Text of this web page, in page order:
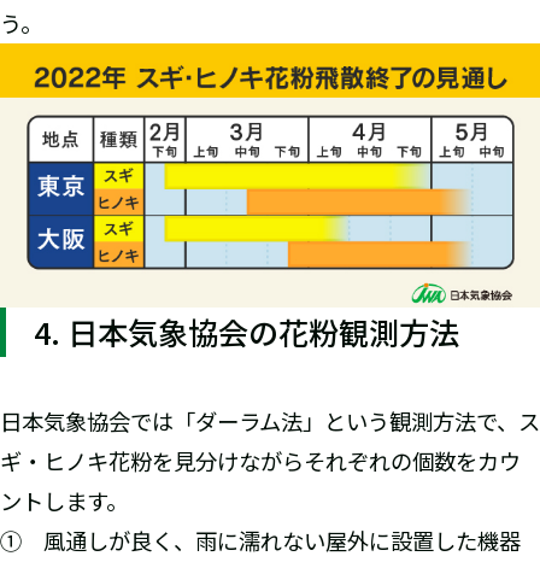
う。
4. 日本気象協会の花粉観測方法
日本気象協会では「ダーラム法」という観測方法で、ス
ギ・ヒノキ花粉を見分けながらそれぞれの個数をカウ
ントします。
① 風通しが良く、雨に濡れない屋外に設置した機器